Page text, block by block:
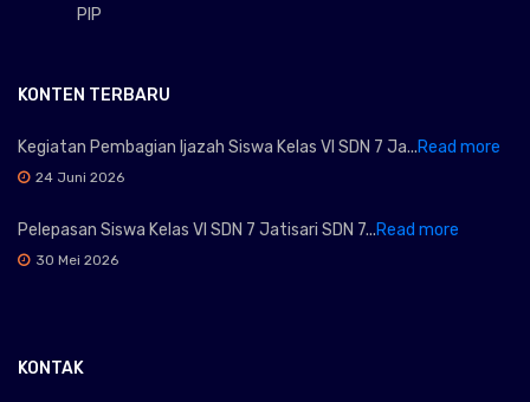
PIP
KONTEN TERBARU
Kegiatan Pembagian Ijazah Siswa Kelas VI SDN 7 Ja...Read more
24 Juni 2026
Pelepasan Siswa Kelas VI SDN 7 Jatisari SDN 7...Read more
30 Mei 2026
KONTAK